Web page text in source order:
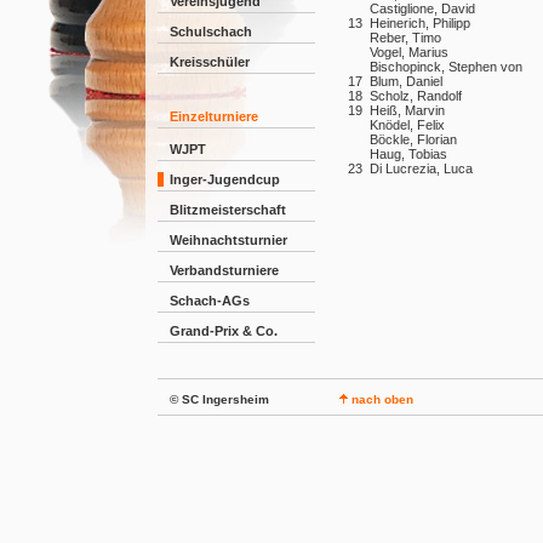
Schulschach
Kreisschüler
Einzelturniere
WJPT
Inger-Jugendcup
Blitzmeisterschaft
Weihnachtsturnier
Verbandsturniere
Schach-AGs
Grand-Prix & Co.
Castiglione, David
13 Heinerich, Philipp
Reber, Timo
Vogel, Marius
Bischopinck, Stephen von
17 Blum, Daniel
18 Scholz, Randolf
19 Heiß, Marvin
Knödel, Felix
Böckle, Florian
Haug, Tobias
23 Di Lucrezia, Luca
© SC Ingersheim nach oben